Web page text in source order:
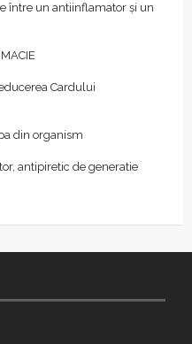
între un antiinflamator și un
Cardului
din organism
antipiretic de generatie